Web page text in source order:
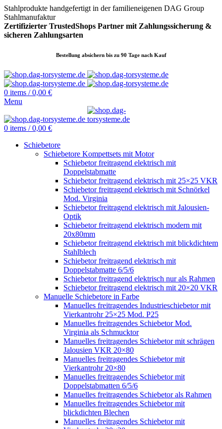
Stahlprodukte handgefertigt in der familieneigenen DAG Group
Stahlmanufaktur
Zertifizierter TrustedShops Partner mit Zahlungssicherung &
sicheren Zahlungsarten
Bestellung absichern bis zu 90 Tage nach Kauf
0 items / 0,00 €
Menu
0 items / 0,00 €
Schiebetore
Schiebetore Kompettsets mit Motor
Schiebetor freitragend elektrisch mit
Doppelstabmatte
Schiebetor freitragend elektrisch mit 25×25 VKR
Schiebetor freitragend elektrisch mit Schnörkel
Mod. Virginia
Schiebetor freitragend elektrisch mit Jalousien-
Optik
Schiebetor freitragend elektrisch modern mit
20x80mm
Schiebetor freitragend elektrisch mit blickdichtem
Stahlblech
Schiebetor freitragend elektrisch mit
Doppelstabmatte 6/5/6
Schiebetor freitragend elektrisch nur als Rahmen
Schiebetor freitragend elektrisch mit 20×20 VKR
Manuelle Schiebetore in Farbe
Manuelles freitragendes Industrieschiebetor mit
Vierkantrohr 25×25 Mod. P25
Manuelles freitragendes Schiebetor Mod.
Virginia als Schmucktor
Manuelles freitragendes Schiebetor mit schrägen
Jalousien VKR 20×80
Manuelles freitragendes Schiebetor mit
Vierkantrohr 20×80
Manuelles freitragendes Schiebetor mit
Doppelstabmatten 6/5/6
Manuelles freitragendes Schiebetor als Rahmen
Manuelles freitragendes Schiebetor mit
blickdichten Blechen
Manuelles freitragendes Schiebetor mit